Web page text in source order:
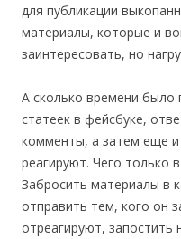
для публикации
материалы, которые и
заинтересовать, но
А сколько времени было
статеек в фейсбуке,
комменты, а затем еще и
реагируют. Чего только
Забросить материалы в
отправить тем, кого он
отреагируют, запостить